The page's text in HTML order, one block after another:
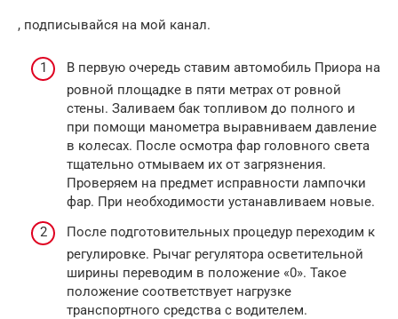
, подписывайся на мой канал.
В первую очередь ставим автомобиль Приора на
ровной площадке в пяти метрах от ровной
стены. Заливаем бак топливом до полного и
при помощи манометра выравниваем давление
в колесах. После осмотра фар головного света
тщательно отмываем их от загрязнения.
Проверяем на предмет исправности лампочки
фар. При необходимости устанавливаем новые.
После подготовительных процедур переходим к
регулировке. Рычаг регулятора осветительной
ширины переводим в положение «0». Такое
положение соответствует нагрузке
транспортного средства с водителем.